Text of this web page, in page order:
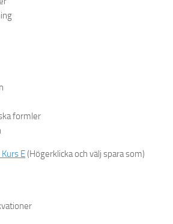
formler
E(Högerklicka och välj spara som)